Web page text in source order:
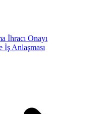
İhracı Onayı
Anlaşması